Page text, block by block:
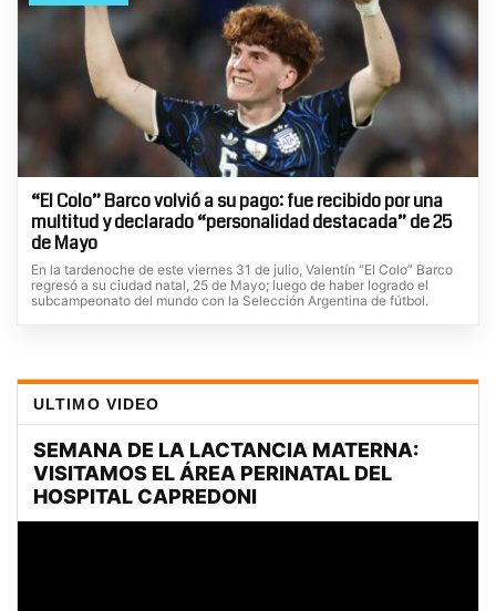
“El Colo” Barco volvió a su pago: fue recibido por una
multitud y declarado “personalidad destacada” de 25
de Mayo
En la tardenoche de este viernes 31 de julio, Valentín “El Colo” Barco
regresó a su ciudad natal, 25 de Mayo; luego de haber logrado el
subcampeonato del mundo con la Selección Argentina de fútbol.
ULTIMO VIDEO